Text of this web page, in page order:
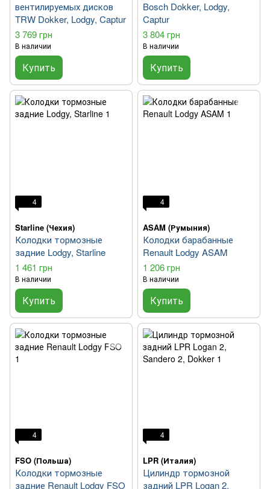
вентилируемых дисков
TRW Dokker, Lodgy, Captur
3 769 грн
В наличии
Купить
Bosch Dokker, Lodgy,
Captur
3 804 грн
В наличии
Купить
4
Starline (Чехия)
Колодки тормозные
задние Lodgy, Starline
1 461 грн
В наличии
Купить
4
ASAM (Румыния)
Колодки барабанные
Renault Lodgy ASAM
1 206 грн
В наличии
Купить
4
FSO (Польша)
Колодки тормозные
задние Renault Lodgy FSO
4
LPR (Италия)
Цилиндр тормозной
задний LPR Logan 2,